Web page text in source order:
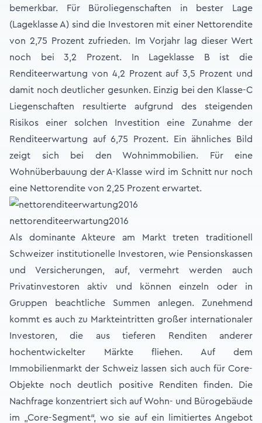
bemerkbar. Für Büroliegenschaften in bester Lage
(Lageklasse A) sind die Investoren mit einer Nettorendite
von 2,75 Prozent zufrieden. Im Vorjahr lag dieser Wert
noch bei 3,2 Prozent. In Lageklasse B ist die
Renditeerwartung von 4,2 Prozent auf 3,5 Prozent und
damit noch deutlicher gesunken. Einzig bei den Klasse-C
Liegenschaften resultierte aufgrund des steigenden
Risikos einer solchen Investition eine Zunahme der
Renditeerwartung auf 6,75 Prozent. Ein ähnliches Bild
zeigt sich bei den Wohnimmobilien. Für eine
Wohnüberbauung der A-Klasse wird im Schnitt nur noch
eine Nettorendite von 2,25 Prozent erwartet.
nettorenditeerwartung2016
Als dominante Akteure am Markt treten traditionell
Schweizer institutionelle Investoren, wie Pensionskassen
und Versicherungen, auf, vermehrt werden auch
Privatinvestoren aktiv und können einzeln oder in
Gruppen beachtliche Summen anlegen. Zunehmend
kommt es auch zu Markteintritten großer internationaler
Investoren, die aus tieferen Renditen anderer
hochentwickelter Märkte fliehen. Auf dem
Immobilienmarkt der Schweiz lassen sich auch für Core-
Objekte noch deutlich positive Renditen finden. Die
Nachfrage konzentriert sich auf Wohn- und Bürogebäude
im „Core-Segment“, wo sie auf ein limitiertes Angebot